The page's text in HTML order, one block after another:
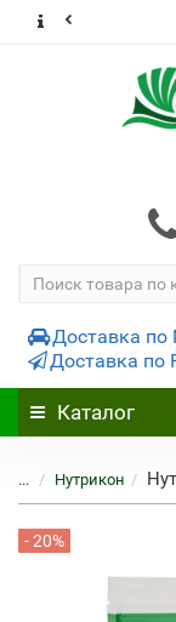
Доставка по
Доставка по
Каталог
... Нутрикон
- 20%